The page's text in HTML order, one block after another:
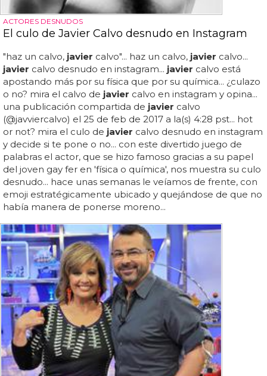
ACTORES DESNUDOS
El culo de Javier Calvo desnudo en Instagram
"haz un calvo, javier calvo"... haz un calvo, javier calvo...
javier calvo desnudo en instagram... javier calvo está
apostando más por su física que por su química... ¿culazo
o no? mira el calvo de javier calvo en instagram y opina...
una publicación compartida de javier calvo
(@javviercalvo) el 25 de feb de 2017 a la(s) 4:28 pst... hot
or not? mira el culo de javier calvo desnudo en instagram
y decide si te pone o no... con este divertido juego de
palabras el actor, que se hizo famoso gracias a su papel
del joven gay fer en 'física o química', nos muestra su culo
desnudo... hace unas semanas le veíamos de frente, con
emoji estratégicamente ubicado y quejándose de que no
había manera de ponerse moreno...